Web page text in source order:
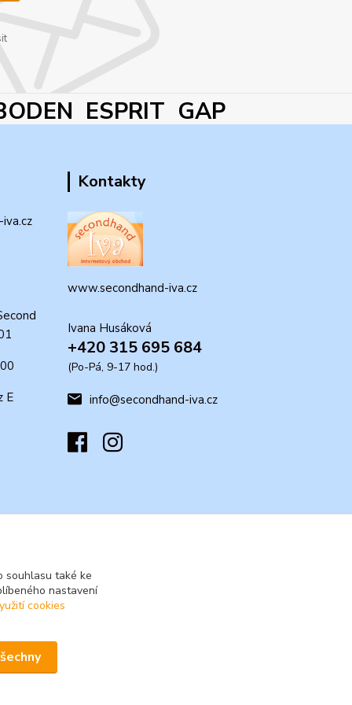
ESPRIT GAP
E
Kontakty
www.secondhand-iva.cz
Ivana Husáková
+420 315 695 684
(Po-Pá, 9-17 hod.)
info@secondhand-iva.cz
souhlasu také ke
nastavení
cookies